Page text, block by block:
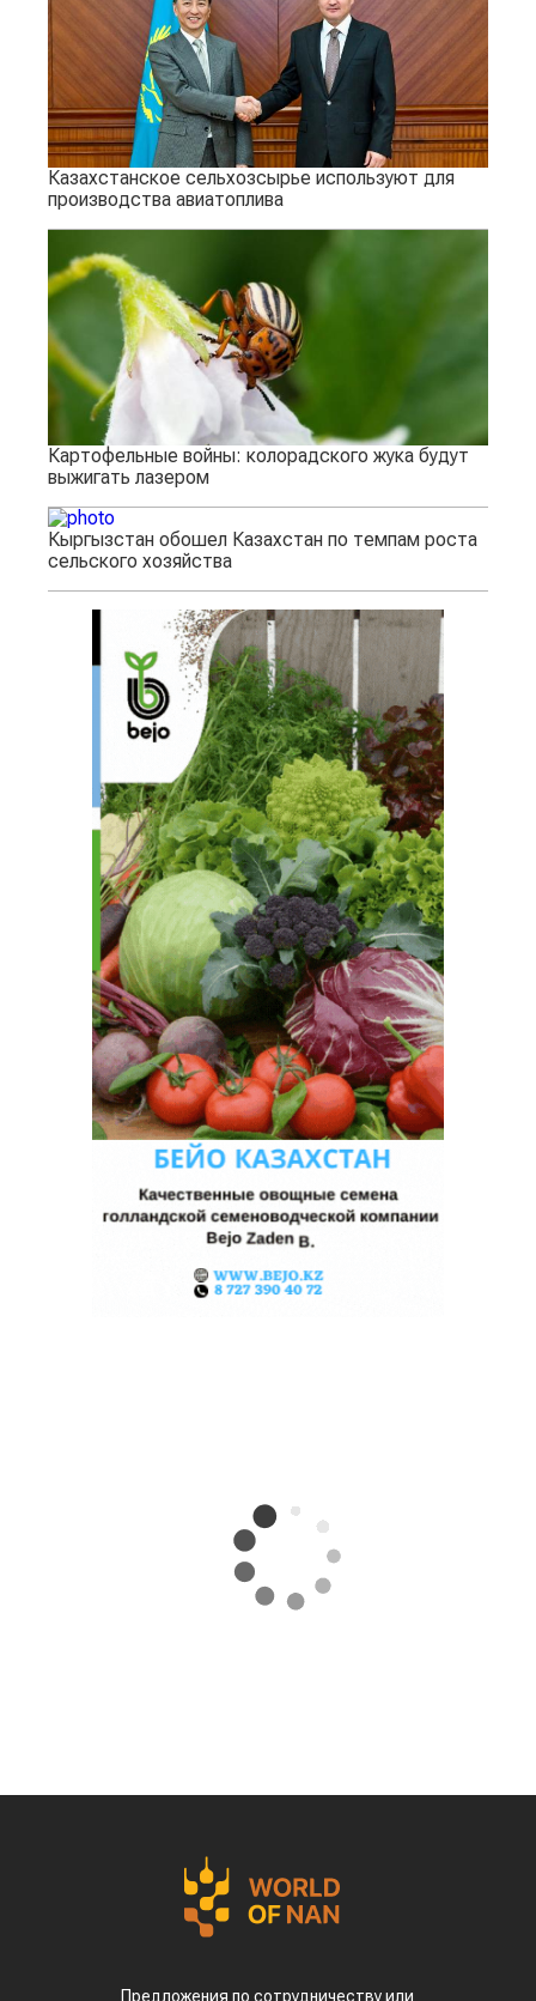
Казахстанское сельхозсырье используют для
производства авиатоплива
Картофельные войны: колорадского жука будут
выжигать лазером
Кыргызстан обошел Казахстан по темпам роста
сельского хозяйства
Предложения по сотрудничеству или